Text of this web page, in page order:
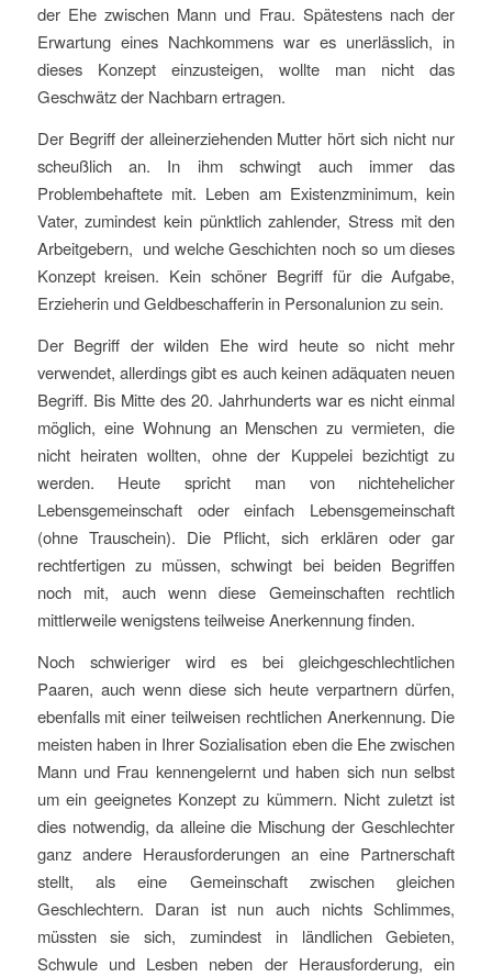
der Ehe zwischen Mann und Frau. Spätestens nach der
Erwartung eines Nachkommens war es unerlässlich, in
dieses Konzept einzusteigen, wollte man nicht das
Geschwätz der Nachbarn ertragen.
Der Begriff der alleinerziehenden Mutter hört sich nicht nur
scheußlich an. In ihm schwingt auch immer das
Problembehaftete mit. Leben am Existenzminimum, kein
Vater, zumindest kein pünktlich zahlender, Stress mit den
Arbeitgebern, und welche Geschichten noch so um dieses
Konzept kreisen. Kein schöner Begriff für die Aufgabe,
Erzieherin und Geldbeschafferin in Personalunion zu sein.
Der Begriff der wilden Ehe wird heute so nicht mehr
verwendet, allerdings gibt es auch keinen adäquaten neuen
Begriff. Bis Mitte des 20. Jahrhunderts war es nicht einmal
möglich, eine Wohnung an Menschen zu vermieten, die
nicht heiraten wollten, ohne der Kuppelei bezichtigt zu
werden. Heute spricht man von nichtehelicher
Lebensgemeinschaft oder einfach Lebensgemeinschaft
(ohne Trauschein). Die Pflicht, sich erklären oder gar
rechtfertigen zu müssen, schwingt bei beiden Begriffen
noch mit, auch wenn diese Gemeinschaften rechtlich
mittlerweile wenigstens teilweise Anerkennung finden.
Noch schwieriger wird es bei gleichgeschlechtlichen
Paaren, auch wenn diese sich heute verpartnern dürfen,
ebenfalls mit einer teilweisen rechtlichen Anerkennung. Die
meisten haben in Ihrer Sozialisation eben die Ehe zwischen
Mann und Frau kennengelernt und haben sich nun selbst
um ein geeignetes Konzept zu kümmern. Nicht zuletzt ist
dies notwendig, da alleine die Mischung der Geschlechter
ganz andere Herausforderungen an eine Partnerschaft
stellt, als eine Gemeinschaft zwischen gleichen
Geschlechtern. Daran ist nun auch nichts Schlimmes,
müssten sie sich, zumindest in ländlichen Gebieten,
Schwule und Lesben neben der Herausforderung, ein